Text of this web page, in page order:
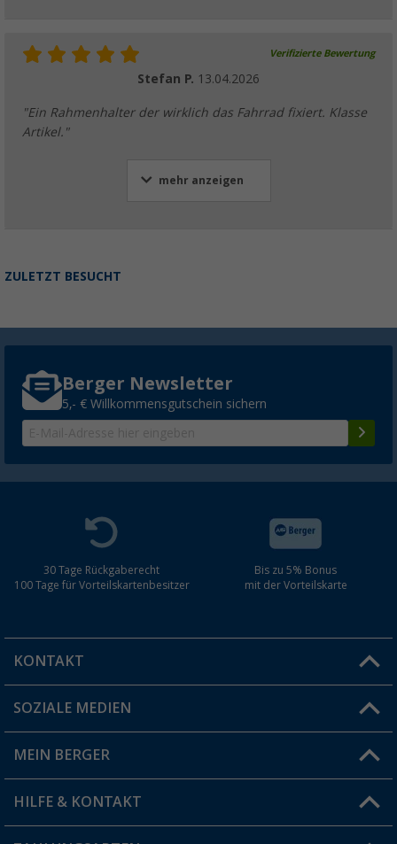
Verifizierte Bewertung
Stefan P. 13.04.2026
"Ein Rahmenhalter der wirklich das Fahrrad fixiert. Klasse
Artikel."
mehr anzeigen
ZULETZT BESUCHT
Berger Newsletter
5,- € Willkommensgutschein sichern
30 Tage Rückgaberecht
100 Tage für Vorteilskartenbesitzer
Bis zu 5% Bonus
mit der Vorteilskarte
KONTAKT
Du hast eine Frage?
Filiale finden
SOZIALE MEDIEN
MEIN BERGER
Vorteilskarte
HILFE & KONTAKT